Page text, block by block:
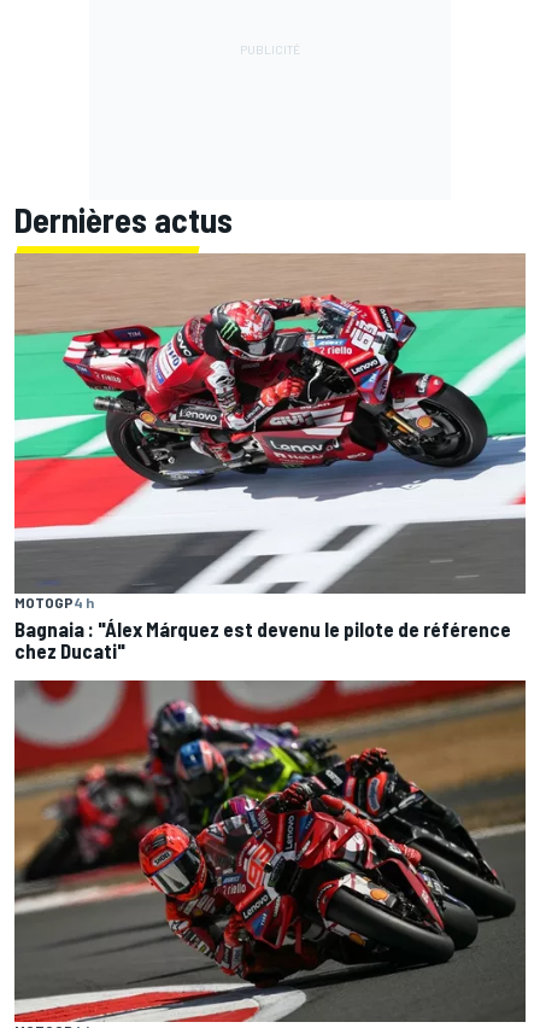
Dernières actus
MOTOGP4 h
Bagnaia : "Álex Márquez est devenu le pilote de référence
chez Ducati"